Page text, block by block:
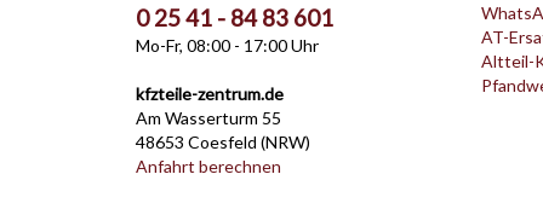
0 25 41 - 84 83 601
Mo-Fr, 08:00 - 17:00 Uhr
kfzteile-zentrum.de
Am Wasserturm 55
48653 Coesfeld (NRW)
Anfahrt berechnen
AT-
Altteil-